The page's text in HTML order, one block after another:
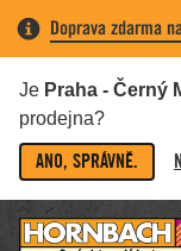
Doprava zdarma
Je Praha - Černý
prodejna?
ANO, SPRÁVNĚ.